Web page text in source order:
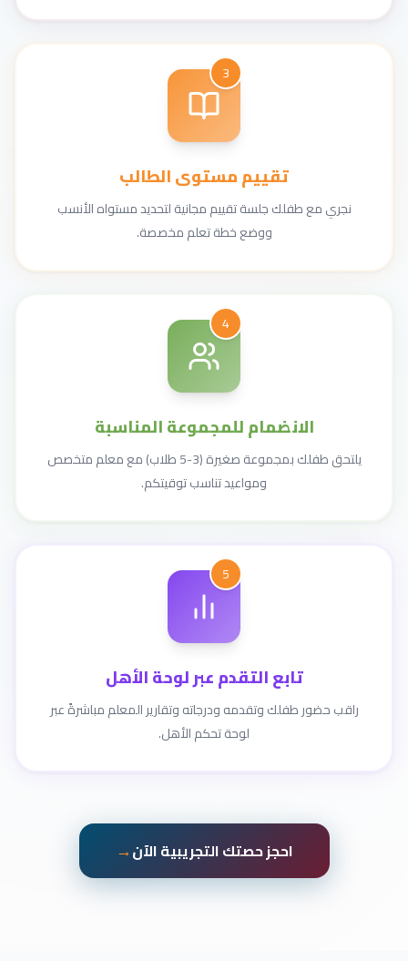
3
تقييم مستوى الطالب
نجري مع طفلك جلسة تقييم مجانية لتحديد مستواه الأنسب
ووضع خطة تعلم مخصصة.
4
الانضمام للمجموعة المناسبة
يلتحق طفلك بمجموعة صغيرة (3-5 طلاب) مع معلم متخصص
ومواعيد تناسب توقيتكم.
5
تابع التقدم عبر لوحة الأهل
راقب حضور طفلك وتقدمه ودرجاته وتقارير المعلم مباشرةً عبر
لوحة تحكم الأهل.
احجز حصتك التجريبية الآن→